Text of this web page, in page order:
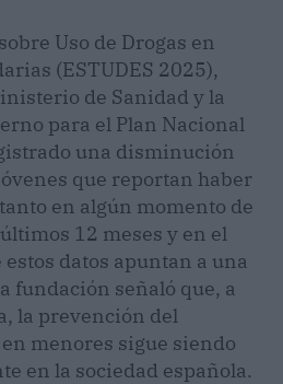
Uso de Drogas en
(ESTUDES 2025),
de Sanidad y la
para el Plan Nacional
una disminución
que reportan haber
en algún momento de
12 meses y en el
datos apuntan a una
fundación señaló que, a
la prevención del
menores sigue siendo
en la sociedad española.